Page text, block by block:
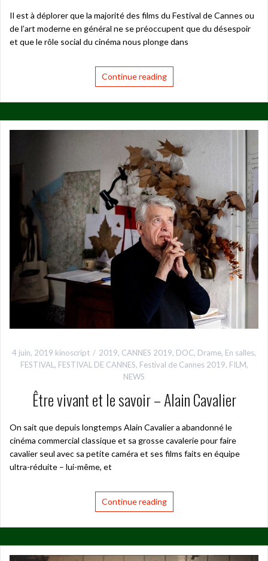
Il est à déplorer que la majorité des films du Festival de Cannes ou
de l’art moderne en général ne se préoccupent que du désespoir
et que le rôle social du cinéma nous plonge dans
Continue reading
4 juin, 2019 kinoscript 2019, CANNES 2019, DOC, Drame, En salles,
FESTIVAL, FESTIVAL DE CANNES, Festival de Cannes 2019, FILM,
NEWS
Être vivant et le savoir – Alain Cavalier
On sait que depuis longtemps Alain Cavalier a abandonné le
cinéma commercial classique et sa grosse cavalerie pour faire
cavalier seul avec sa petite caméra et ses films faits en équipe
ultra-réduite – lui-même, et
Continue reading